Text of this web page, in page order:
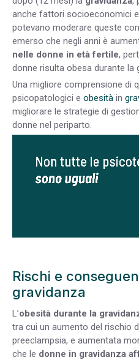
anche fattori socioeconomici
potevano moderare queste
emerso che negli anni è
nelle donne in età fertile,
donne risulta obesa durante la
Una migliore comprensione di
psicopatologici e obesità in
migliorare le strategie di
donne nel periparto.
Rischi e
gravidanza
L’obesità durante la
tra cui un aumento del rischio
preeclampsia, e aumentata
che le donne in gravidanza